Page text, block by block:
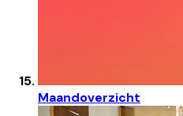
Maandoverzicht